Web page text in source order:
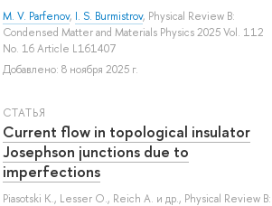
M. V. Parfenov, I. S. Burmistrov, Physical Review B:
Condensed Matter and Materials Physics 2025 Vol. 112
No. 16 Article L161407
Добавлено: 8 ноября 2025 г.
СТАТЬЯ
Current flow in topological insulator
Josephson junctions due to
imperfections
Piasotski K., Lesser O., Reich A. и др., Physical Review B: